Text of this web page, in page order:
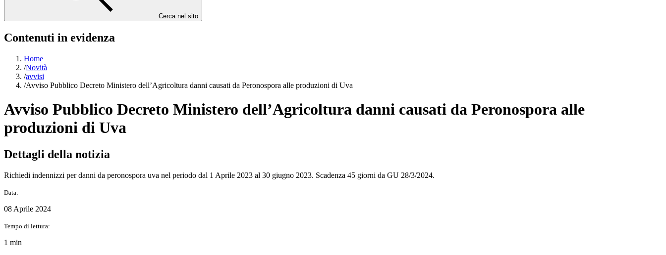
Cerca nel sito
Contenuti in evidenza
Home
/Novità
/avvisi
/Avviso Pubblico Decreto Ministero dell’Agricoltura danni causati da Peronospora alle produzioni di Uva
Avviso Pubblico Decreto Ministero dell’Agricoltura danni causati da Peronospora alle
produzioni di Uva
Dettagli della notizia
Richiedi indennizzi per danni da peronospora uva nel periodo dal 1 Aprile 2023 al 30 giugno 2023. Scadenza 45 giorni da GU 28/3/2024.
Data:
08 Aprile 2024
Tempo di lettura:
1 min